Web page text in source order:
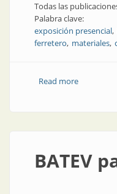
Todas las
Palabra clave:
exposición presencial
ferretero materiales
Read moreabout
BATEV